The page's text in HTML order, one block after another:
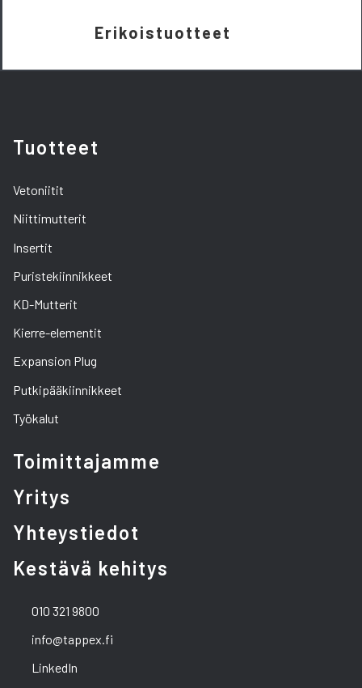
Erikoistuotteet
Tuotteet
Vetoniitit
Niittimutterit
Insertit
Puristekiinnikkeet
KD-Mutterit
Kierre-elementit
Expansion Plug
Putkipääkiinnikkeet
Työkalut
Toimittajamme
Yritys
Yhteystiedot
Kestävä kehitys
010 321 9800
info@tappex.fi
LinkedIn